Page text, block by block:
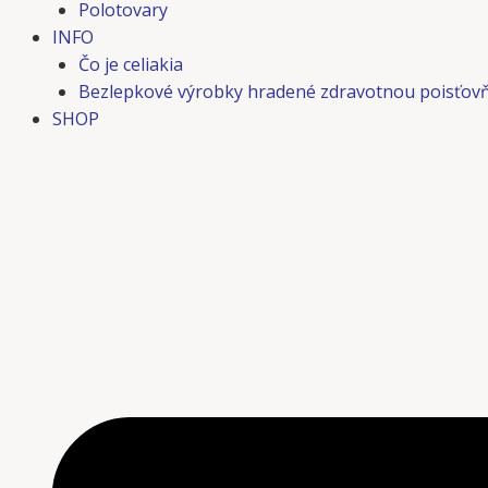
Polotovary
INFO
Čo je celiakia
Bezlepkové výrobky hradené zdravotnou
SHOP